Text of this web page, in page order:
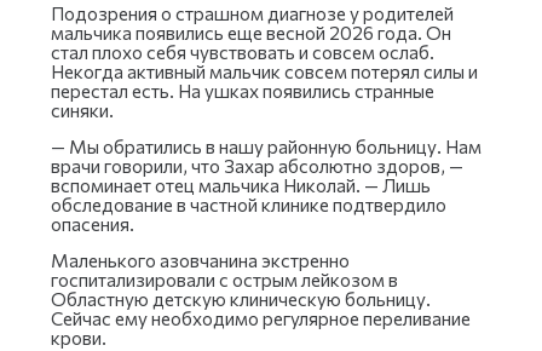
Подозрения о страшном диагнозе у родителей
мальчика появились еще весной 2026 года. Он
стал плохо себя чувствовать и совсем ослаб.
Некогда активный мальчик совсем потерял силы и
перестал есть. На ушках появились странные
синяки.
— Мы обратились в нашу районную больницу. Нам
врачи говорили, что Захар абсолютно здоров, —
вспоминает отец мальчика Николай. — Лишь
обследование в частной клинике подтвердило
опасения.
Маленького азовчанина экстренно
госпитализировали с острым лейкозом в
Областную детскую клиническую больницу.
Сейчас ему необходимо регулярное переливание
крови.